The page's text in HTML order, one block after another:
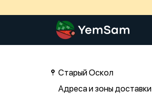
Старый Оскол
Адреса и зоны доставки